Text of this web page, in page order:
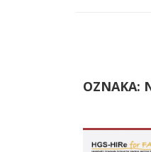
OZNAKA: